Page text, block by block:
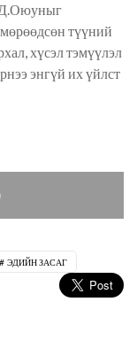
Д.Оюуныг
түүний
хүсэл тэмүүлэл
энгүй их үйлст
ЭДИЙН ЗАСАГ